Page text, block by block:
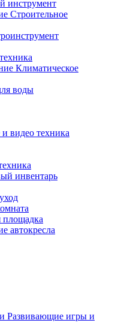
инструмент
Строительное
Климатическое
воды
и видео техника
инвентарь
площадка
автокресла
Развивающие игры и